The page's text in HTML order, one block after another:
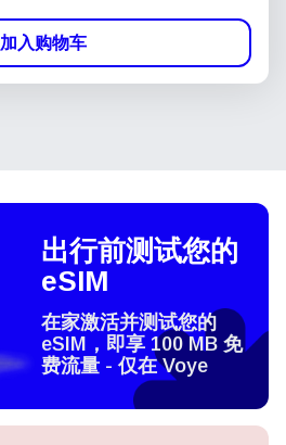
加入购物车
出行前测试您的
eSIM
在家激活并测试您的
eSIM，即享 100 MB 免
费流量 - 仅在 Voye